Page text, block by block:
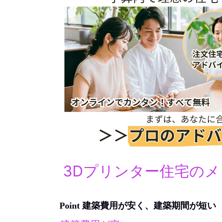
3Dプリンター住宅の
Point 建築費用が安く、建築期間が短い